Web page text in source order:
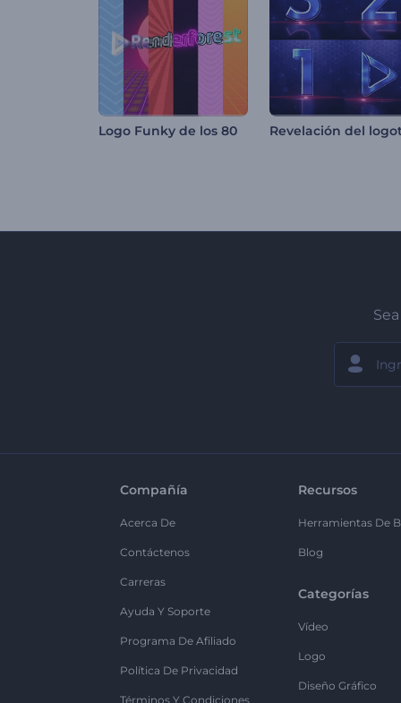
Logo Funky de los 80
Compañía
Acerca De
Contáctenos
Carreras
Ayuda Y Soporte
Programa De Afiliado
Política De Privacidad
Términos Y Condiciones
Recursos
Herramientas De
Blog
Categorías
Vídeo
Logo
Diseño Gráfico